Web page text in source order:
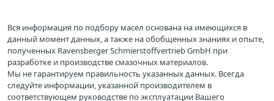
Вся информация по подбору масел основана на имеющихся в
данный момент данных, а также на обобщенных знаниях и опыте,
полученных Ravensberger Schmierstoffvertrieb GmbH при
разработке и производстве смазочных материалов.
Мы не гарантируем правильность указанных данных. Всегда
следуйте информации, указанной производителем в
соответствующем руководстве по эксплуатации Вашего